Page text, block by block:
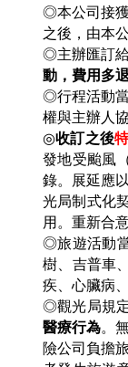
◎本公司接
之後，由本
◎主辦匯訂
動，費用多
◎行程活動
權與主辦人
◎收訂之後
發地受颱風
錄。展延應
光局制式化
用。重新合
◎旅遊活動
樹、吉普車
疾、心臟病
◎觀光局規
醫療行為。
險公司負擔